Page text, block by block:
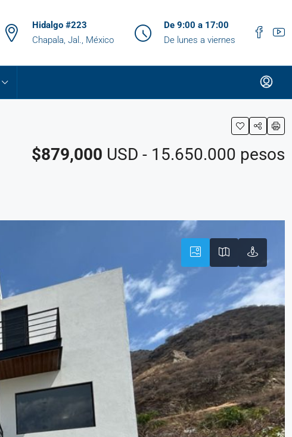
Hidalgo #223
Chapala, Jal., México
De 9:00 a 17:00
De lunes a viernes
$879,000 USD - 15.650.000 pesos